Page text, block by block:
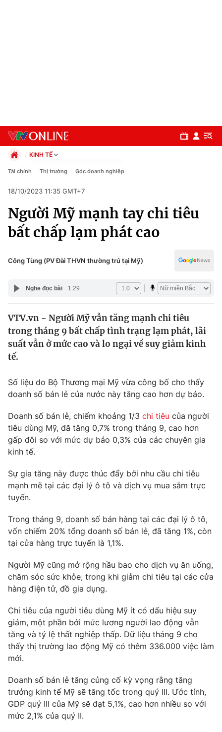
Chuyên mục
Chính trị
Pháp luật
Thế giới
Tin tức
Thế giới đó đây
Câu chuyện quốc tế
Tài chính
Thị trường
Góc doanh nghiệp
Dữ liệu và đời sống
Truyền hình
Phim VTV
Nhân vật
Giải sao mai
Giải trí
Điện ảnh
Âm nhạc
Sao
Đời sống
Du lịch
Làm đẹp
Chất lượng cuộc sống
Giáo dục
Tuyển sinh
Công nghệ
Hitech Công nghệ tương lai
Sản phẩm
Tư vấn
Giao lưu trực tuyến
Chuyên mục khác
Emagazine Podcast
Photo Infographic
Video
KINH TẾ
Chính trị
Pháp luật
Kinh tế
Thể thao
Truyền hình
Y tế
Công nghệ
Tài chính Thị trường Góc doanh nghiệp
18/10/2023 11:35 GMT+7
Người Mỹ mạnh tay chi tiêu
bất chấp lạm phát cao
Công Tùng (PV Đài THVN thường trú tại Mỹ)
Nghe đọc bài 1:29
VTV.vn - Người Mỹ vẫn tăng mạnh chi tiêu
trong tháng 9 bất chấp tình trạng lạm phát, lãi
suất vẫn ở mức cao và lo ngại về suy giảm kinh
tế.
Số liệu do Bộ Thương mại Mỹ vừa công bố cho thấy
doanh số bán lẻ của nước này tăng cao hơn dự báo.
Doanh số bán lẻ, chiếm khoảng 1/3 chi tiêu của người
tiêu dùng Mỹ, đã tăng 0,7% trong tháng 9, cao hơn
gấp đôi so với mức dự báo 0,3% của các chuyên gia
kinh tế.
Sự gia tăng này được thúc đẩy bởi nhu cầu chi tiêu
mạnh mẽ tại các đại lý ô tô và dịch vụ mua sắm trực
tuyến.
Trong tháng 9, doanh số bán hàng tại các đại lý ô tô,
vốn chiếm 20% tổng doanh số bán lẻ, đã tăng 1%, còn
tại cửa hàng trực tuyến là 1,1%.
Người Mỹ cũng mở rộng hầu bao cho dịch vụ ăn uống,
chăm sóc sức khỏe, trong khi giảm chi tiêu tại các cửa
hàng điện tử, đồ gia dụng.
Chi tiêu của người tiêu dùng Mỹ ít có dấu hiệu suy
giảm, một phần bởi mức lương người lao động vẫn
tăng và tỷ lệ thất nghiệp thấp. Dữ liệu tháng 9 cho
thấy thị trường lao động Mỹ có thêm 336.000 việc làm
mới.
Doanh số bán lẻ tăng củng cố kỳ vọng rằng tăng
trưởng kinh tế Mỹ sẽ tăng tốc trong quý III. Ước tính,
GDP quý III của Mỹ sẽ đạt 5,1%, cao hơn nhiều so với
mức 2,1% của quý II.